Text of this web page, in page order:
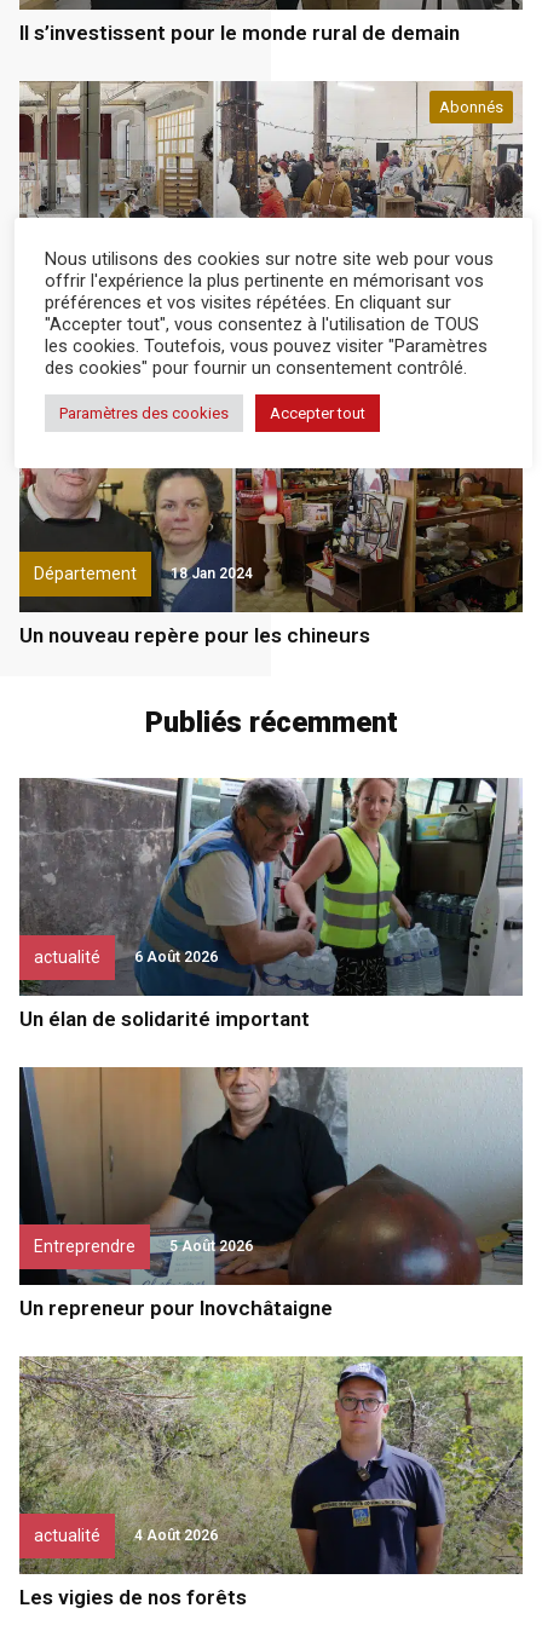
Il s’investissent pour le monde rural de demain
Département
Abonnés
18 Jan 2024
De la culture et de l’emploi pour tous grâce à La
Traverse
Département 18 Jan 2024
Un nouveau repère pour les chineurs
Publiés récemment
actualité 6 Août 2026
Un élan de solidarité important
Entreprendre 5 Août 2026
Un repreneur pour Inovchâtaigne
actualité 4 Août 2026
Les vigies de nos forêts
Nous utilisons des cookies sur notre site web pour vous
offrir l'expérience la plus pertinente en mémorisant vos
préférences et vos visites répétées. En cliquant sur
"Accepter tout", vous consentez à l'utilisation de TOUS
les cookies. Toutefois, vous pouvez visiter "Paramètres
des cookies" pour fournir un consentement contrôlé.
Paramètres des cookies Accepter tout